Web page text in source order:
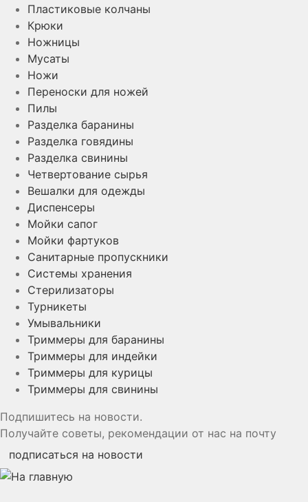
Пластиковые колчаны
Крюки
Ножницы
Мусаты
Ножи
Переноски для ножей
Пилы
Разделка баранины
Разделка говядины
Разделка свинины
Четвертование сырья
Вешалки для одежды
Диспенсеры
Мойки сапог
Мойки фартуков
Санитарные пропускники
Системы хранения
Стерилизаторы
Турникеты
Умывальники
Триммеры для баранины
Триммеры для индейки
Триммеры для курицы
Триммеры для свинины
Подпишитесь на новости.
Получайте советы, рекомендации от нас на почту
подписаться на новости